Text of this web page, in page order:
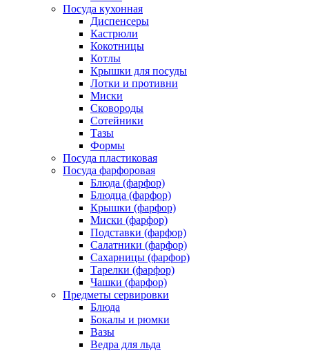
Посуда кухонная
Диспенсеры
Кастрюли
Кокотницы
Котлы
Крышки для посуды
Лотки и противни
Миски
Сковороды
Сотейники
Тазы
Формы
Посуда пластиковая
Посуда фарфоровая
Блюда (фарфор)
Блюдца (фарфор)
Крышки (фарфор)
Миски (фарфор)
Подставки (фарфор)
Салатники (фарфор)
Сахарницы (фарфор)
Тарелки (фарфор)
Чашки (фарфор)
Предметы сервировки
Блюда
Бокалы и рюмки
Вазы
Ведра для льда